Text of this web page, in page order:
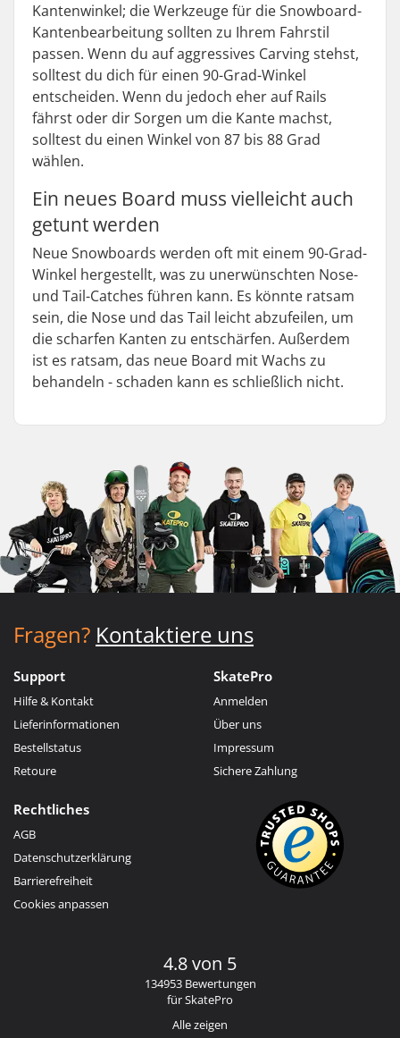
Kantenwinkel; die Werkzeuge für die Snowboard-
Kantenbearbeitung sollten zu Ihrem Fahrstil
passen. Wenn du auf aggressives Carving stehst,
solltest du dich für einen 90-Grad-Winkel
entscheiden. Wenn du jedoch eher auf Rails
fährst oder dir Sorgen um die Kante machst,
solltest du einen Winkel von 87 bis 88 Grad
wählen.
Ein neues Board muss vielleicht auch
getunt werden
Neue Snowboards werden oft mit einem 90-Grad-
Winkel hergestellt, was zu unerwünschten Nose-
und Tail-Catches führen kann. Es könnte ratsam
sein, die Nose und das Tail leicht abzufeilen, um
die scharfen Kanten zu entschärfen. Außerdem
ist es ratsam, das neue Board mit Wachs zu
behandeln - schaden kann es schließlich nicht.
Fragen? Kontaktiere uns
Support
Hilfe & Kontakt
Lieferinformationen
Bestellstatus
Retoure
SkatePro
Anmelden
Über uns
Impressum
Sichere Zahlung
Rechtliches
AGB
Datenschutzerklärung
Barrierefreiheit
Cookies anpassen
4.8 von 5
134953 Bewertungen
für SkatePro
Alle zeigen